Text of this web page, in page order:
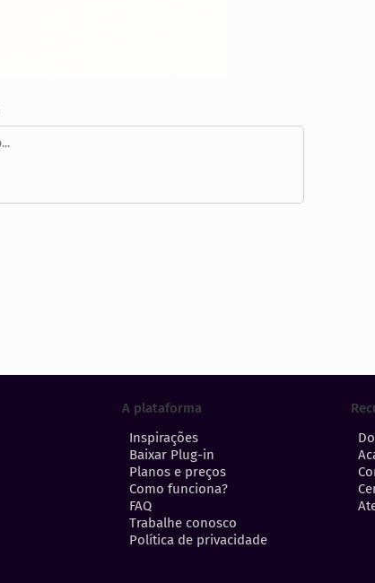
A plataforma
Inspirações
Baixar Plug-in
Planos e preços
Como funciona?
FAQ
Trabalhe conosco
Política de privacidade